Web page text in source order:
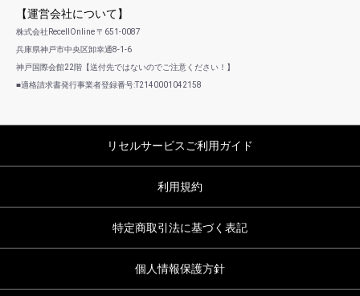
【運営会社について】
株式会社RecellOnline 〒651-0087
兵庫県神戸市中央区卸幸通8-1-6
神戸国際会館22階【送付先ではないのでご注意ください！】
■適格請求書発行事業者登録番号:T2140001042158
リセルサービスご利用ガイド
利用規約
特定商取引法に基づく表記
個人情報保護方針